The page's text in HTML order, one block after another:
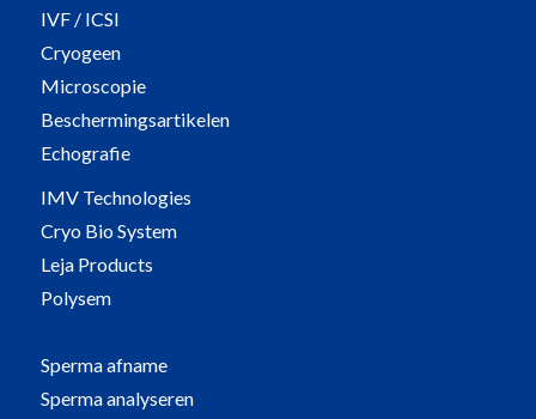
IVF / ICSI
Cryogeen
Microscopie
Beschermingsartikelen
Echografie
IMV Technologies
Cryo Bio System
Leja Products
Polysem
Sperma afname
Sperma analyseren